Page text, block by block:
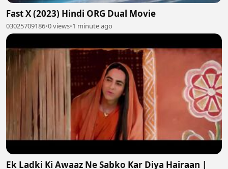
Fast X (2023) Hindi ORG Dual Movie
03025709186•0 views•1 minute ago
Ek Ladki Ki Awaaz Ne Sabko Kar Diya Hairaan |